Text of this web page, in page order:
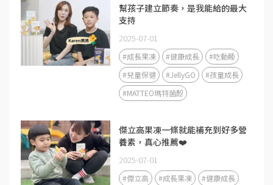
幫孩子建立節奏，是我能給的最大
支持
2025-07-01
#成長果凍 #健康成長
#吃動睡
#兒童保健
#JellyGO
#孩童成長
#MATTEO瑪特菌酚
傑立高果凍一條就能補充到好多營
養素，真心推薦❤️
2025-07-01
#傑立高 #成長果凍
#健康成長